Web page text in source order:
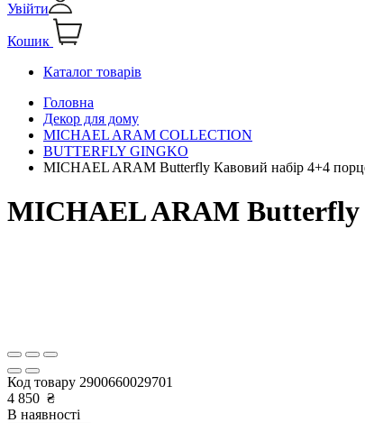
Увійти
Кошик
Каталог товарів
Головна
Декор для дому
MICHAEL ARAM COLLECTION
BUTTERFLY GINGKO
MICHAEL ARAM Butterfly Кавовий набір 4+4
MICHAEL ARAM Butterfly
Код товару 2900660029701
4 850 ₴
В наявності